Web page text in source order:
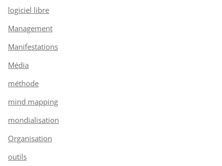
logiciel libre
Management
Manifestations
Média
méthode
mind mapping
mondialisation
Organisation
outils